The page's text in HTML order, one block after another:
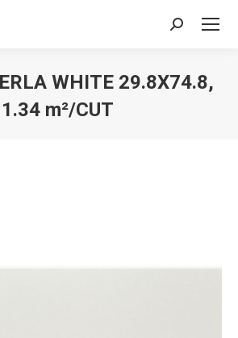
Search:
WHITE 29.8X74.8,
1.34 m²/CUT